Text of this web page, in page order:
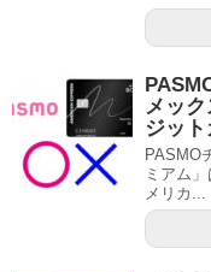
メッ
ジット
PASMO
ミアム
メリカ...